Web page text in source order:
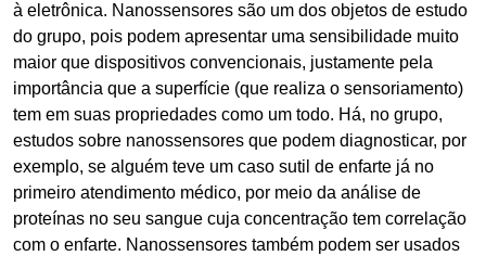
à eletrônica. Nanossensores são um dos objetos de estudo
do grupo, pois podem apresentar uma sensibilidade muito
maior que dispositivos convencionais, justamente pela
importância que a superfície (que realiza o sensoriamento)
tem em suas propriedades como um todo. Há, no grupo,
estudos sobre nanossensores que podem diagnosticar, por
exemplo, se alguém teve um caso sutil de enfarte já no
primeiro atendimento médico, por meio da análise de
proteínas no seu sangue cuja concentração tem correlação
com o enfarte. Nanossensores também podem ser usados